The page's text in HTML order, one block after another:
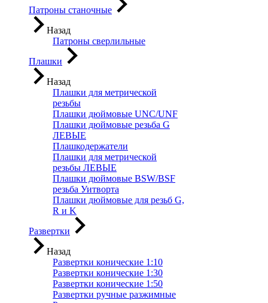
Патроны станочные
Назад
Патроны сверлильные
Плашки
Назад
Плашки для метрической
резьбы
Плашки дюймовые UNC/UNF
Плашки дюймовые резьба G
ЛЕВЫЕ
Плашкодержатели
Плашки для метрической
резьбы ЛЕВЫЕ
Плашки дюймовые BSW/BSF
резьба Уитворта
Плашки дюймовые для резьб G,
R и K
Развертки
Назад
Развертки конические 1:10
Развертки конические 1:30
Развертки конические 1:50
Развертки ручные разжимные